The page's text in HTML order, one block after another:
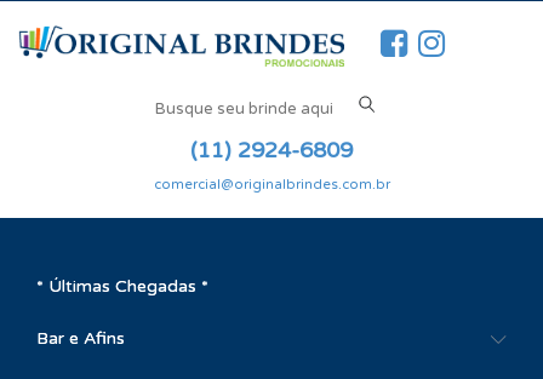
(11) 2924-6809
comercial@originalbrindes.com.br
* Últimas Chegadas *
Bar e Afins